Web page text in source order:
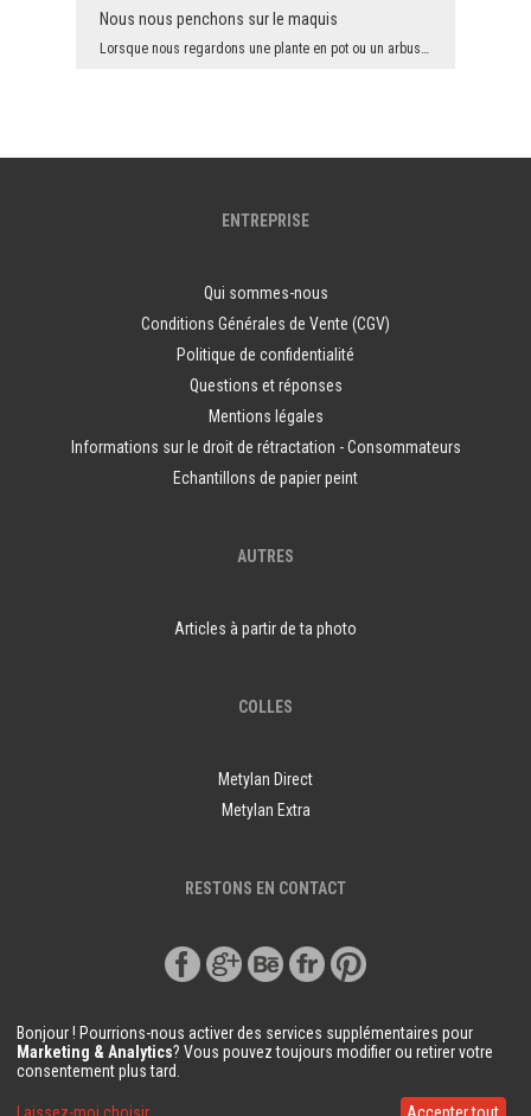
Nous nous penchons sur le maquis
Lorsque nous regardons une plante en pot ou un arbuste de manière ordinaire et quotidienne, nous ...
ENTREPRISE
Qui sommes-nous
Conditions Générales de Vente (CGV)
Politique de confidentialité
Questions et réponses
Mentions légales
Informations sur le droit de rétractation - Consommateurs
Echantillons de papier peint
AUTRES
Articles à partir de ta photo
COLLES
Metylan Direct
Metylan Extra
RESTONS EN CONTACT
Bonjour ! Pourrions-nous activer des services supplémentaires pour
Marketing & Analytics? Vous pouvez toujours modifier ou retirer votre
consentement plus tard.